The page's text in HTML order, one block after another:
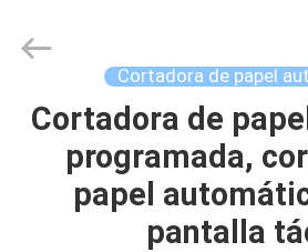
HOGAR
PRODUCTOS
Printyoung
International
Rights
Reserved.
Cortadora de papel
Cortadora de
programada,
papel
pantalla